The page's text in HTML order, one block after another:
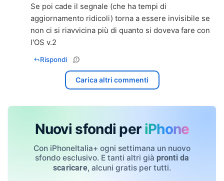
Se poi cade il segnale (che ha tempi di
aggiornamento ridicoli) torna a essere invisibile se
non ci si riavvicina più di quanto si doveva fare con
l'OS v.2
Rispondi
Carica altri commenti
Nuovi sfondi per iPhone
Con iPhoneItalia+ ogni settimana un nuovo
sfondo esclusivo. E tanti altri già pronti da
scaricare, alcuni gratis per tutti.